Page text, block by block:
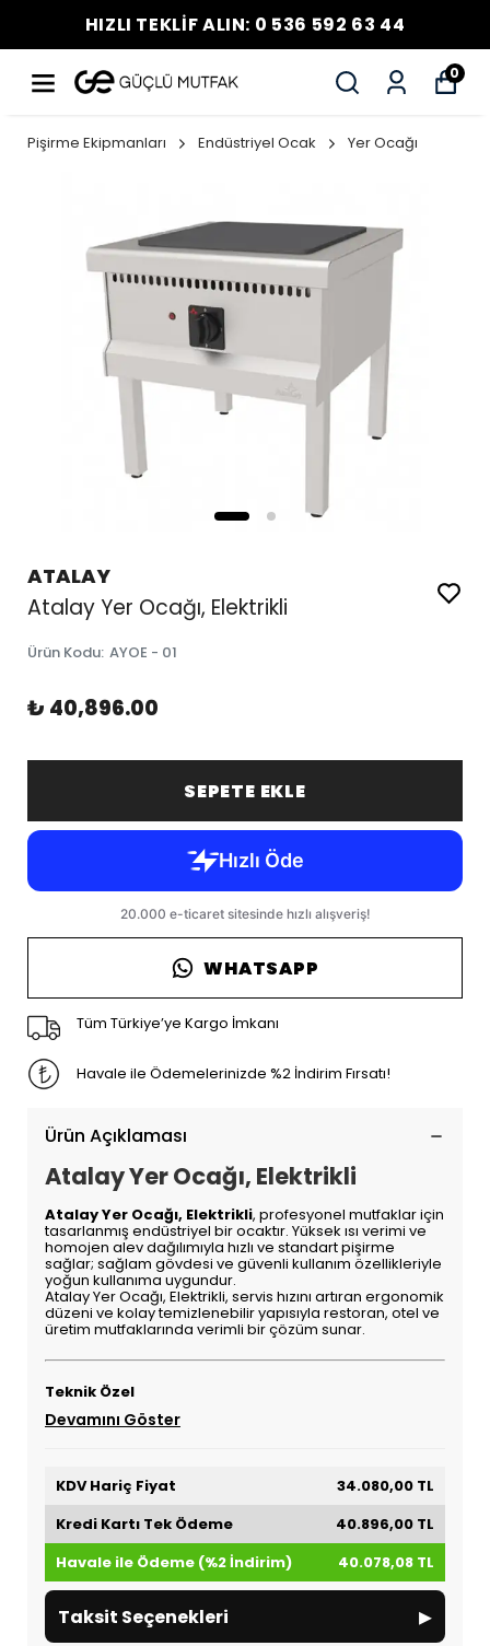
HIZLI TEKLİF ALIN: 0 536 592 63 44
0
Pişirme Ekipmanları Endüstriyel Ocak Yer Ocağı
ATALAY
Atalay Yer Ocağı, Elektrikli
Ürün Kodu: AYOE - 01
₺ 40,896.00
SEPETE EKLE
WHATSAPP
Tüm Türkiye’ye Kargo İmkanı
Havale ile Ödemelerinizde %2 İndirim Fırsatı!
Ürün Açıklaması
Atalay Yer Ocağı, Elektrikli
Atalay Yer Ocağı, Elektrikli, profesyonel mutfaklar için
tasarlanmış endüstriyel bir ocaktır. Yüksek ısı verimi ve
homojen alev dağılımıyla hızlı ve standart pişirme
sağlar; sağlam gövdesi ve güvenli kullanım özellikleriyle
yoğun kullanıma uygundur.
Atalay Yer Ocağı, Elektrikli, servis hızını artıran ergonomik
düzeni ve kolay temizlenebilir yapısıyla restoran, otel ve
üretim mutfaklarında verimli bir çözüm sunar.
Teknik Özel
Devamını Göster
KDV Hariç Fiyat
34.080,00 TL
Kredi Kartı Tek Ödeme
40.896,00 TL
Havale ile Ödeme (%2 İndirim)
40.078,08 TL
Taksit Seçenekleri ▸